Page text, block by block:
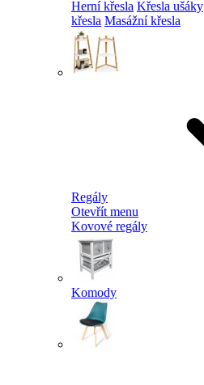
Herní křesla Křesla ušáky
křesla Masážní křesla
Regály
Otevřít menu
Kovové regály
Komody